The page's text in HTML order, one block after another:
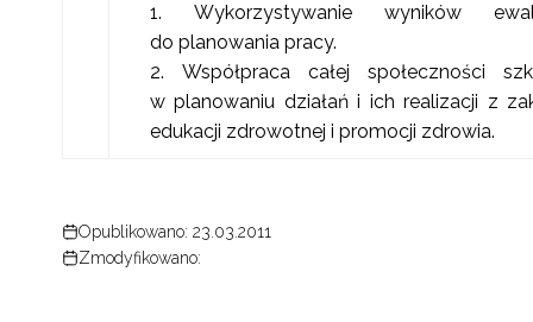
Wykorzystywanie wyników
do planowania pracy.
Współpraca całej społeczności
w planowaniu działań i ich realizacji z
edukacji zdrowotnej i promocji zdrowia.
Opublikowano: 23.03.2011
Zmodyfikowano: